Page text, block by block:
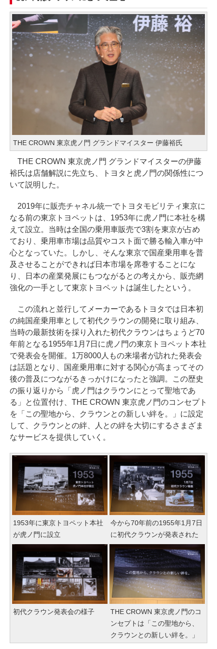
THE CROWN 東京虎ノ門 グランドマイスター 伊藤裕氏
THE CROWN 東京虎ノ門 グランドマイスターの伊藤
裕氏は店舗解説に先立ち、トヨタと虎ノ門の関係性につ
いて説明した。
2019年に販売チャネル統一でトヨタモビリティ東京に
なる前の東京トヨペットは、1953年に虎ノ門に本社を構
えて設立。当時は全国の乗用車販売で3割を東京が占め
ており、乗用車市場は品質やコスト面で勝る輸入車が中
心となっていた。しかし、そんな東京で国産乗用車を普
及させることができれば日本市場を席巻することにな
り、日本の産業発展にもつながるとの考えから、販売網
強化の一手として東京トヨペットは誕生したという。
この流れと並行してメーカーであるトヨタでは日本初
の純国産乗用車として初代クラウンの開発に取り組み、
当時の最新技術を採り入れた初代クラウンはちょうど70
年前となる1955年1月7日に虎ノ門の東京トヨペット本社
で発表会を開催。1万8000人もの来場者が訪れた発表会
は話題となり、国産乗用車に対する関心が高まってその
後の普及につながるきっかけになったと強調。この歴史
の振り返りから「虎ノ門はクラウンにとって聖地であ
る」と位置付け、THE CROWN 東京虎ノ門のコンセプト
を「この聖地から、クラウンとの新しい絆を。」に設定
して、クラウンとの絆、人との絆を大切にするさまざま
なサービスを提供していく。
1953年に東京トヨペット本社
が虎ノ門に設立
今から70年前の1955年1月7日
に初代クラウンが発表された
初代クラウン発表会の様子
THE CROWN 東京虎ノ門のコ
ンセプトは「この聖地から、
クラウンとの新しい絆を。」